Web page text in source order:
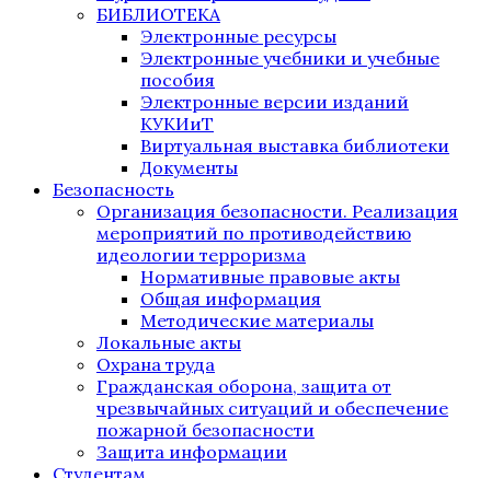
БИБЛИОТЕКА
Электронные ресурсы
Электронные учебники и учебные
пособия
Электронные версии изданий
КУКИиТ
Виртуальная выставка библиотеки
Документы
Безопасность
Организация безопасности. Реализация
мероприятий по противодействию
идеологии терроризма
Нормативные правовые акты
Общая информация
Методические материалы
Локальные акты
Охрана труда
Гражданская оборона, защита от
чрезвычайных ситуаций и обеспечение
пожарной безопасности
Защита информации
Студентам